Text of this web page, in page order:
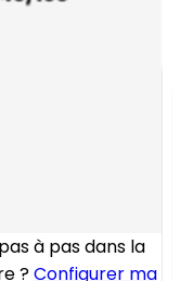
à pas dans la
?Configurer ma